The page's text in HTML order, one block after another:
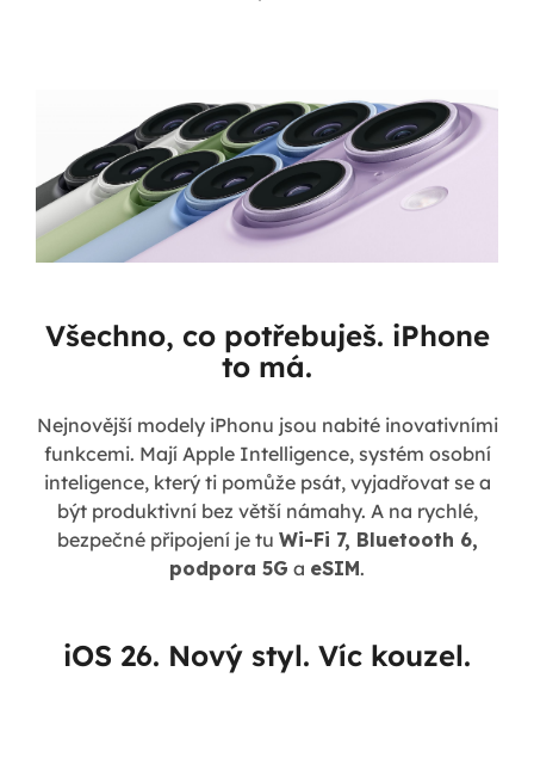
Všechno, co potřebuješ. iPhone
to má.
Nejnovější modely iPhonu jsou nabité inovativními
funkcemi. Mají Apple Intelligence, systém osobní
inteligence, který ti pomůže psát, vyjadřovat se a
být produktivní bez větší námahy. A na rychlé,
bezpečné připojení je tu Wi-Fi 7, Bluetooth 6,
podpora 5G a eSIM.
iOS 26. Nový styl. Víc kouzel.